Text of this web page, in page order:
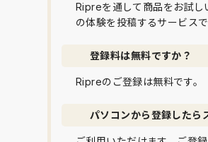
Ripreを通して商品をお試し
の体験を投稿するサービス
登録料は無料ですか？
Ripreのご登録は無料です。
パソコンから登録したら